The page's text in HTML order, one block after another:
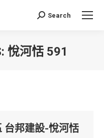
Search:
Search
悅河恬 591
台邦建設-悅河恬